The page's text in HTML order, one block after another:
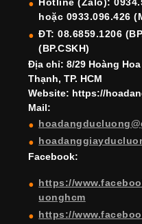
o
k
Hotline (Zalo):
hoặc 0933.096.426
ĐT: 08.6859.1206
(BP.CSKH)
Địa chỉ: 8/29 Hoàng
Thạnh, TP. HCM
Website: https://
Mail:
Facebook:
https://
uonghcm
https://